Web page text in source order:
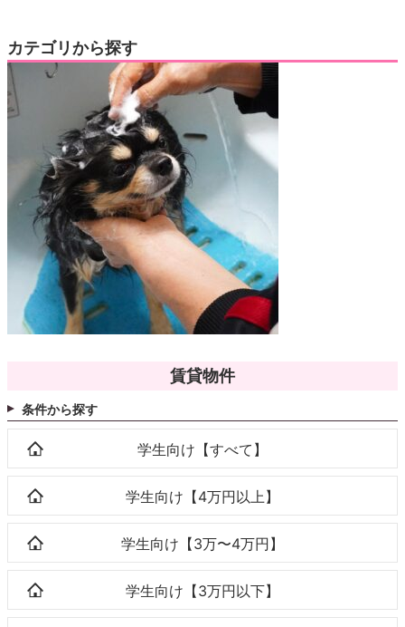
カテゴリから探す
賃貸物件
条件から探す
学生向け【すべて】
学生向け【4万円以上】
学生向け【3万〜4万円】
学生向け【3万円以下】